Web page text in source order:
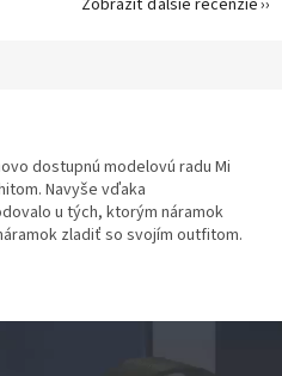
dostupnú modelovú radu Mi
Navyše vďaka
u tých, ktorým náramok
zladiť so svojím outfitom.
Zobraziť ďalšie recenzie